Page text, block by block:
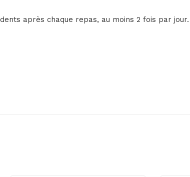
après chaque repas, au moins 2 fois par